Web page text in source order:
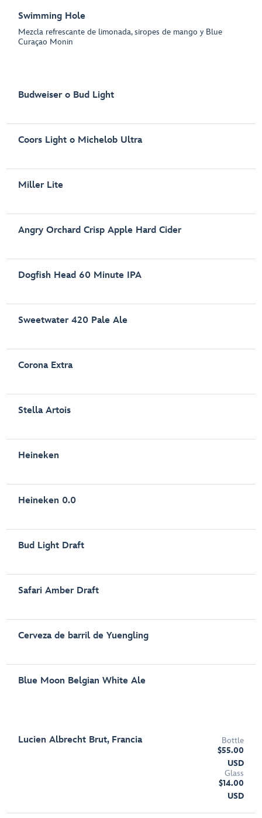
Swimming Hole
Mezcla refrescante de limonada, siropes de mango y Blue
Curaçao Monin
Budweiser o Bud Light
Coors Light o Michelob Ultra
Miller Lite
Angry Orchard Crisp Apple Hard Cider
Dogfish Head 60 Minute IPA
Sweetwater 420 Pale Ale
Corona Extra
Stella Artois
Heineken
Heineken 0.0
Bud Light Draft
Safari Amber Draft
Cerveza de barril de Yuengling
Blue Moon Belgian White Ale
Lucien Albrecht Brut, Francia
Bottle
$55.00
USD
Glass
$14.00
USD